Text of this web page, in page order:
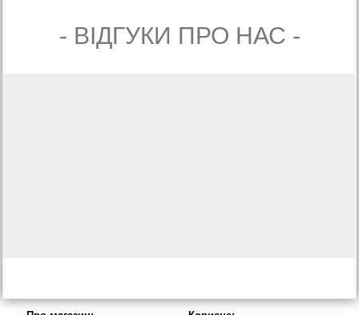
- ВIДГУКИ ПРО НАС -